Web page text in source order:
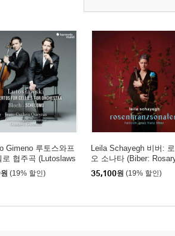
Gimeno 루토스와프
로 협주곡 (Lutoslaws
for Cello)
원 (19% 할인)
Leila Schayegh 비버:
오 소나타 (Biber:
atas)
35,100원 (19% 할인)